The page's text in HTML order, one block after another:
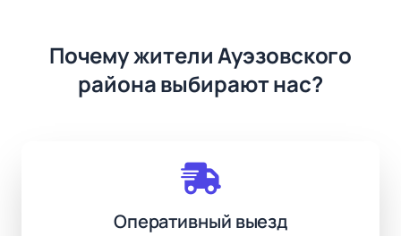
Почему жители Ауэзовского
района выбирают нас?
Оперативный выезд